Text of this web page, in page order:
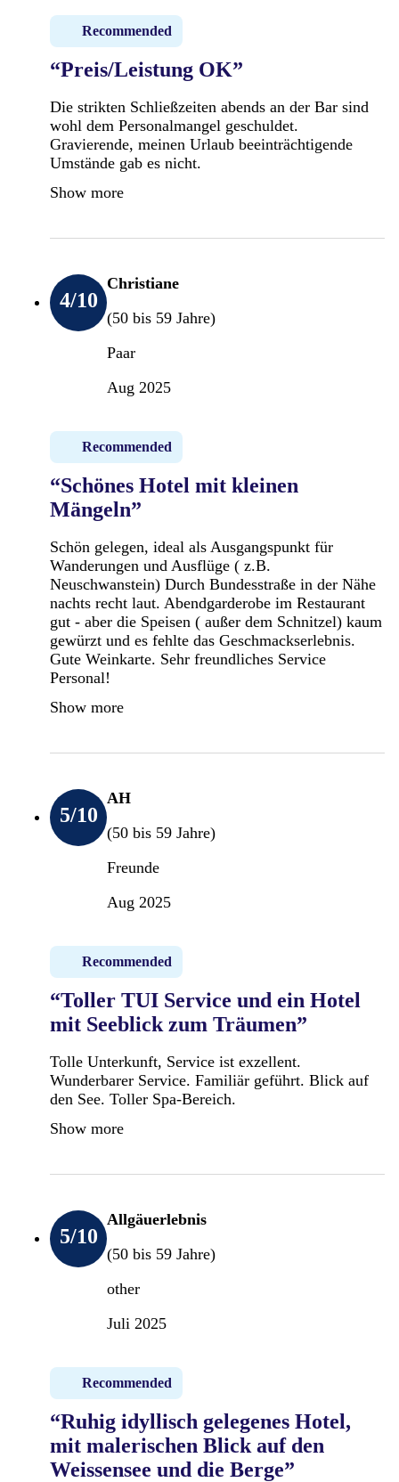
Recommended
“Preis/Leistung OK”
Die strikten Schließzeiten abends an der Bar sind
wohl dem Personalmangel geschuldet.
Gravierende, meinen Urlaub beeinträchtigende
Umstände gab es nicht.
Show more
4/10
Christiane
(50 bis 59 Jahre)
Paar
Aug 2025
Recommended
“Schönes Hotel mit kleinen
Mängeln”
Schön gelegen, ideal als Ausgangspunkt für
Wanderungen und Ausflüge ( z.B.
Neuschwanstein) Durch Bundesstraße in der Nähe
nachts recht laut. Abendgarderobe im Restaurant
gut - aber die Speisen ( außer dem Schnitzel) kaum
gewürzt und es fehlte das Geschmackserlebnis.
Gute Weinkarte. Sehr freundliches Service
Personal!
Show more
5/10
AH
(50 bis 59 Jahre)
Freunde
Aug 2025
Recommended
“Toller TUI Service und ein Hotel
mit Seeblick zum Träumen”
Tolle Unterkunft, Service ist exzellent.
Wunderbarer Service. Familiär geführt. Blick auf
den See. Toller Spa-Bereich.
Show more
5/10
Allgäuerlebnis
(50 bis 59 Jahre)
other
Juli 2025
Recommended
“Ruhig idyllisch gelegenes Hotel,
mit malerischen Blick auf den
Weissensee und die Berge”